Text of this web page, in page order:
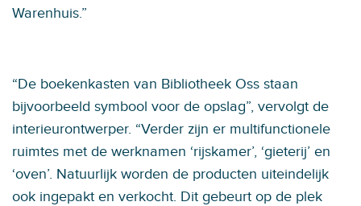
Warenhuis.”
“De boekenkasten van Bibliotheek Oss staan
bijvoorbeeld symbool voor de opslag”, vervolgt de
interieurontwerper. “Verder zijn er multifunctionele
ruimtes met de werknamen ‘rijskamer’, ‘gieterij’ en
‘oven’. Natuurlijk worden de producten uiteindelijk
ook ingepakt en verkocht. Dit gebeurt op de plek